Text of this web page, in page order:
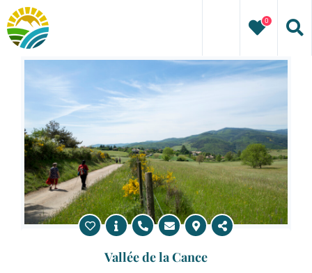
Passer
au
contenu
0
Vallée de la Cance